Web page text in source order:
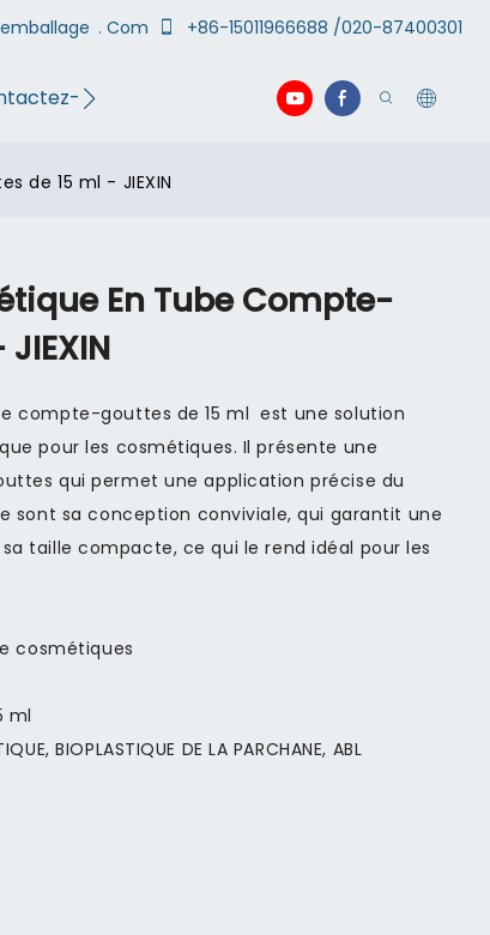
. Com +86-15011966688 /020-87400301
nous
de 15 ml - JIEXIN
En Tube Compte-
compte-gouttes de 15 ml est une solution
pour les cosmétiques. Il présente une
qui permet une application précise du
sont sa conception conviviale, qui garantit une
taille compacte, ce qui le rend idéal pour les
cosmétiques
ml
BIOPLASTIQUE DE LA PARCHANE, ABL